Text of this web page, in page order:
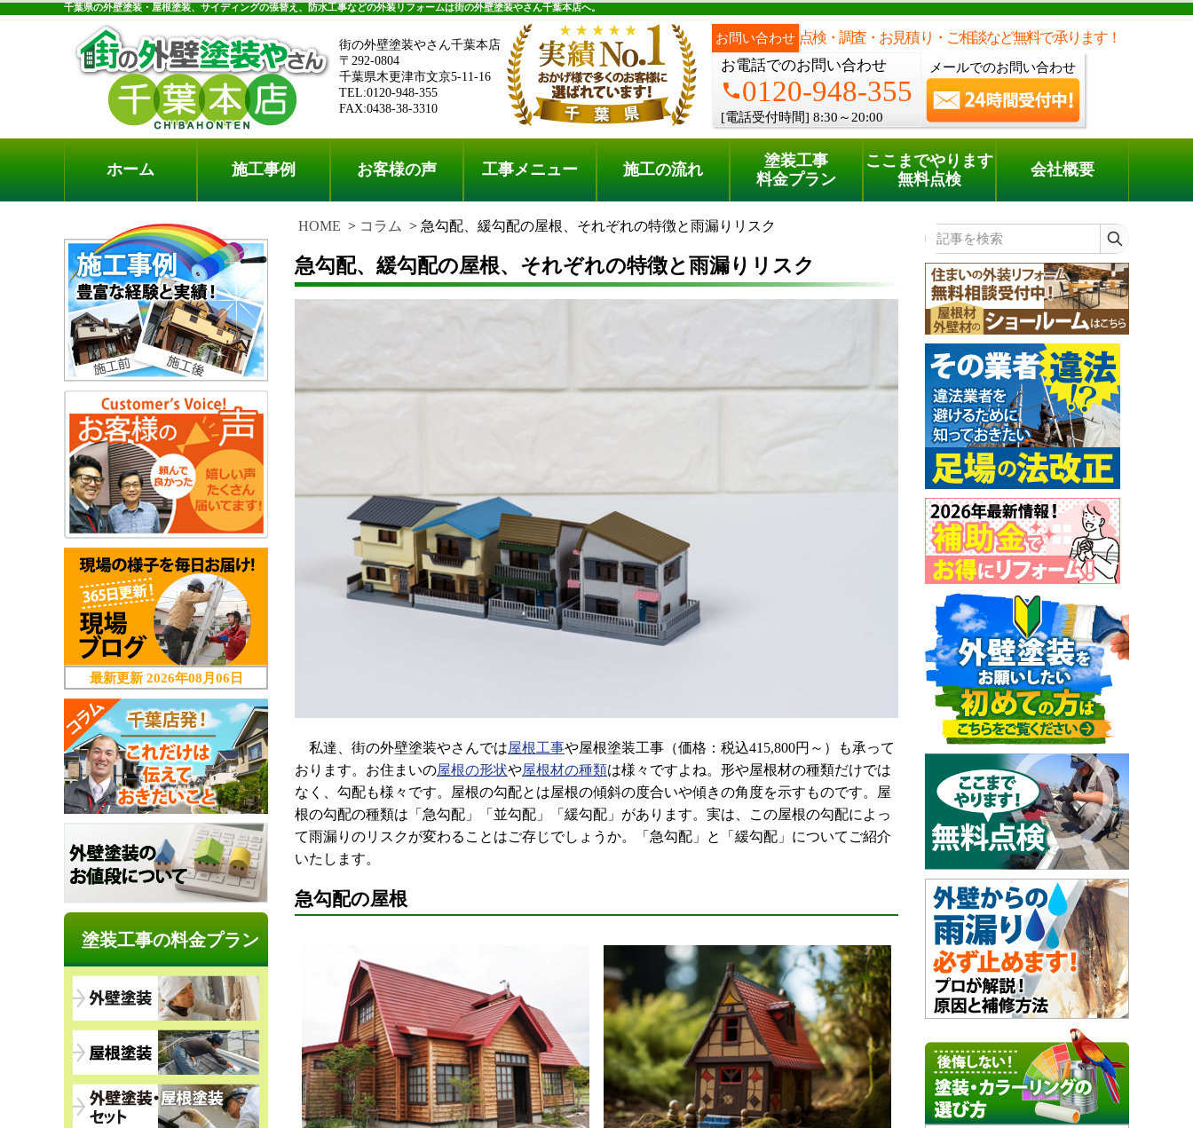
千葉県の外壁塗装・屋根塗装、サイディングの張替え、防水工事などの外装リフォームは街の外壁塗装やさん千葉本店へ。
街の外壁塗装やさん千葉本店
〒292-0804
千葉県木更津市文京5-11-16
TEL:0120-948-355
FAX:0438-38-3310
お問い合わせ 点検・調査・お見積り・ご相談など無料で承ります！
お電話でのお問い合わせ
phone0120-948-355
[電話受付時間] 8:30～20:00
メールでのお問い合わせ
料金プラン 無料点検
電話でのご相談 [8:30～20:00]
phone0120-948-355
ホーム 施工事例 お客様の声 工事メニュー 施工の流れ
塗装工事
料金プラン
ここまでやります
無料点検
会社概要
HOME コラム 急勾配、緩勾配の屋根、それぞれの特徴と雨漏りリスク
急勾配、緩勾配の屋根、それぞれの特徴と雨漏りリスク
私達、街の外壁塗装やさんでは屋根工事や屋根塗装工事（価格：税込415,800円～）も承って
おります。お住まいの屋根の形状や屋根材の種類は様々ですよね。形や屋根材の種類だけでは
なく、勾配も様々です。屋根の勾配とは屋根の傾斜の度合いや傾きの角度を示すものです。屋
根の勾配の種類は「急勾配」「並勾配」「緩勾配」があります。実は、この屋根の勾配によっ
て雨漏りのリスクが変わることはご存じでしょうか。「急勾配」と「緩勾配」についてご紹介
いたします。
急勾配の屋根
記事を検索
最新更新 2026年08月06日
塗装工事の料金プラン